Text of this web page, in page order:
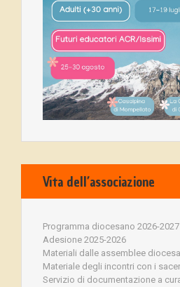
Vita dell’associazione
Programma diocesano 2026-2027
Adesione 2025-2026
Materiali dalle assemblee
Materiale degli incontri con i
Servizio di documentazione a